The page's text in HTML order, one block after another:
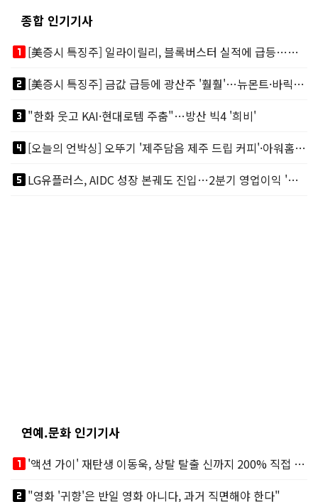
종합 인기기사
looks_one
[美증시 특징주] 일라이릴리, 블록버스터 실적에 급등…마운자로 매출 폭발
looks_two
[美증시 특징주] 금값 급등에 광산주 '훨훨'…뉴몬트·바릭마이닝 주도
looks_3"한화 웃고 KAI·현대로템 주춤"…방산 빅4 '희비'
looks_4
[오늘의 언박싱] 오뚜기 '제주담음 제주 드립 커피'·아워홈 ‘갓석박지’ 外
looks_5
LG유플러스, AIDC 성장 본궤도 진입…2분기 영업이익 '역대 최대'
연예.문화 인기기사
looks_one
'액션 가이' 재탄생 이동욱, 상탈 탈출 신까지 200% 직접 소화
looks_two"영화 '귀향'은 반일 영화 아니다, 과거 직면해야 한다"